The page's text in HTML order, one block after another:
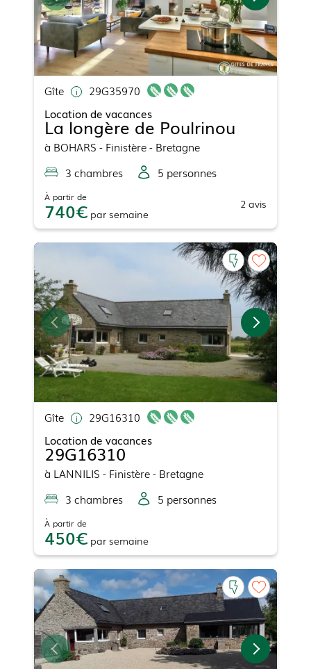
Gîte
29G35970
Location de vacances
La longère de Poulrinou
à BOHARS - Finistère - Bretagne
3 chambres 5 personnes
À partir de
740 par semaine
2 avis
Gîte
29G16310
Location de vacances
29G16310
à LANNILIS - Finistère - Bretagne
3 chambres 5 personnes
À partir de
450 par semaine